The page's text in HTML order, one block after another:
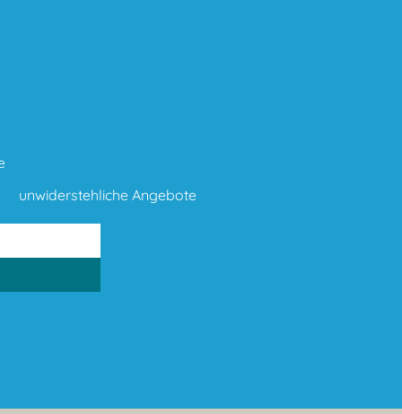
unwiderstehliche Angebote